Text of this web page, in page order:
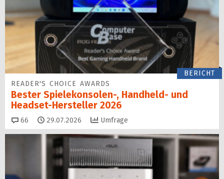
BERICHT
READER'S CHOICE AWARDS
Bester Spielekonsolen-, Handheld- und
Headset-Hersteller 2026
66 Kommentare
29.07.2026 Umfrage